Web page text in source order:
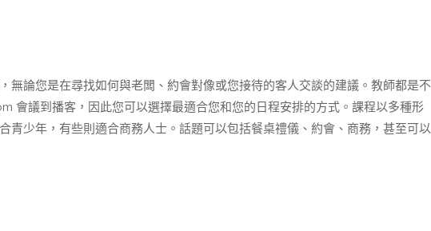
無論您是在尋找如何與老闆、約會對像或您接待的客人交談的建議。教師都是不
會議到播客，因此您可以選擇最適合您和您的日程安排的方式。課程以多種形
青少年，有些則適合商務人士。話題可以包括餐桌禮儀、約會、商務，甚至可以